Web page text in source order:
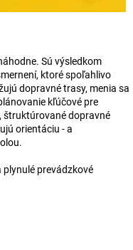
Sú výsledkom
ktoré spoľahlivo
dopravné trasy, menia sa
kľúčové pre
štruktúrované dopravné
orientáciu - a
plynulé prevádzkové